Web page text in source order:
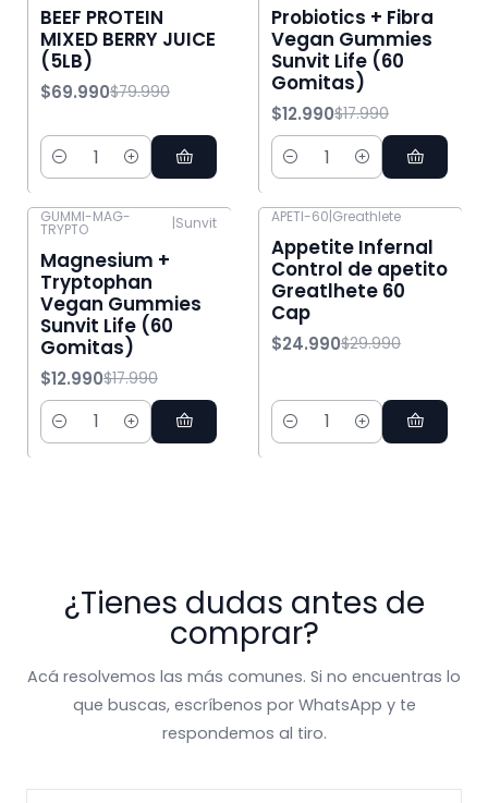
BEEF PROTEIN
MIXED BERRY JUICE
(5LB)
$69.990$79.990
Cantidad
Probiotics + Fibra
Vegan Gummies
Sunvit Life (60
Gomitas)
$12.990$17.990
Cantidad
-28% OFF
GUMMI-MAG-
TRYPTO |Sunvit
Magnesium +
Tryptophan
Vegan Gummies
Sunvit Life (60
Gomitas)
$12.990$17.990
Cantidad
APETI-60|Greathlete
Appetite Infernal
Control de apetito
Greatlhete 60
Cap
$24.990$29.990
Cantidad
¿Tienes dudas antes de
comprar?
Acá resolvemos las más comunes. Si no encuentras lo
que buscas, escríbenos por WhatsApp y te
respondemos al tiro.